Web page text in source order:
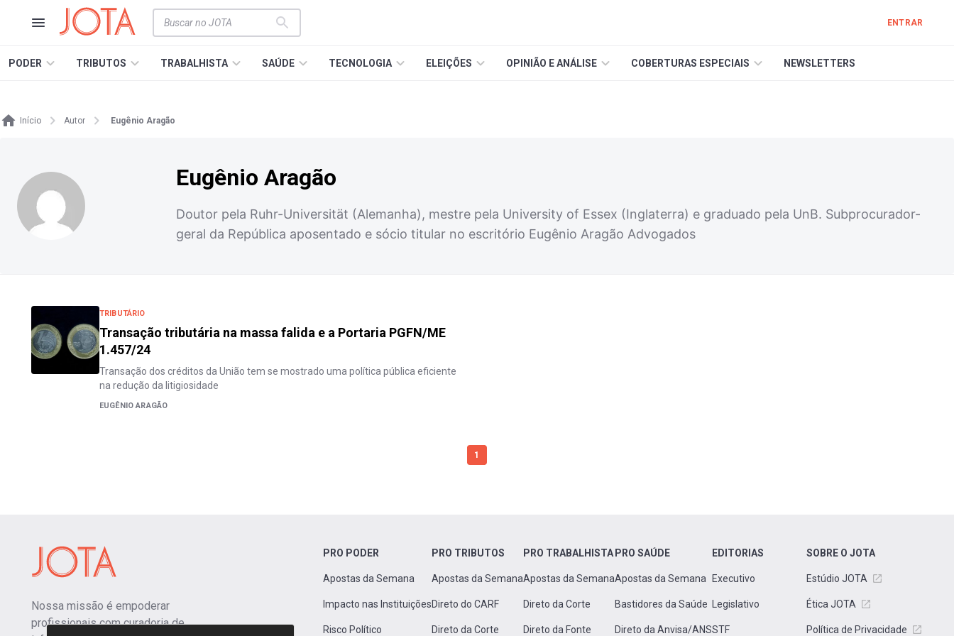
ENTRAR
PODER TRIBUTOS TRABALHISTA SAÚDE TECNOLOGIA ELEIÇÕES OPINIÃO E ANÁLISE COBERTURAS ESPECIAIS NEWSLETTERS
Início Autor Eugênio Aragão
Eugênio Aragão
Doutor pela Ruhr-Universität (Alemanha), mestre pela University of Essex (Inglaterra) e graduado pela UnB. Subprocurador-
geral da República aposentado e sócio titular no escritório Eugênio Aragão Advogados
TRIBUTÁRIO
Transação tributária na massa falida e a Portaria PGFN/ME
1.457/24
Transação dos créditos da União tem se mostrado uma política pública eficiente
na redução da litigiosidade
EUGÊNIO ARAGÃO
1
Nossa missão é empoderar
profissionais com curadoria de
PRO PODER
Apostas da Semana
Impacto nas Instituições
Risco Político
PRO TRIBUTOS
Apostas da Semana
Direto do CARF
Direto da Corte
PRO TRABALHISTA
Apostas da Semana
Direto da Corte
Direto da Fonte
PRO SAÚDE
Apostas da Semana
Bastidores da Saúde
Direto da Anvisa/ANS
EDITORIAS
Executivo
Legislativo
STF
SOBRE O JOTA
Estúdio JOTA
Ética JOTA
Política de Privacidade